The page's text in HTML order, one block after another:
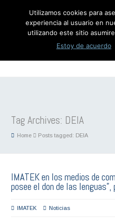
Tag Archives: DEIA
Home Posts tagged: DEIA
IMATEK en los medios de
posee el don de las
IMATEK Noticias
Utilizamos cookies para
experiencia al usuario en
utilizando este sitio
Estoy de acuerdo